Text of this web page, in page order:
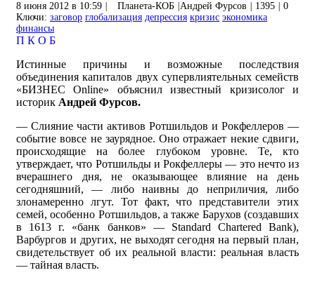
8 июня 2012 в 10:59 Планета-КОБ Андрей Фурсов 1395
0
Ключи: заговор глобализация депрессия кризис экономика
финансы
П К О Б
Истинные причины и возможные последствия
объединения капиталов двух супервлиятельных семейств
«БИЗНЕС Online» объяснил известный кризисолог и
историк Андрей Фурсов.
— Слияние части активов Ротшильдов и Рокфеллеров —
событие вовсе не заурядное. Оно отражает некие сдвиги,
происходящие на более глубоком уровне. Те, кто
утверждает, что Ротшильды и Рокфеллеры — это нечто из
вчерашнего дня, не оказывающее влияние на день
сегодняшний, — либо наивны до неприличия, либо
злонамеренно лгут. Тот факт, что представители этих
семей, особенно Ротшильдов, а также Барухов (создавших
в 1613 г. «банк банков» — Standard Chartered Bank),
Варбургов и других, не выходят сегодня на первый план,
свидетельствует об их реальной власти: реальная власть
— тайная власть.